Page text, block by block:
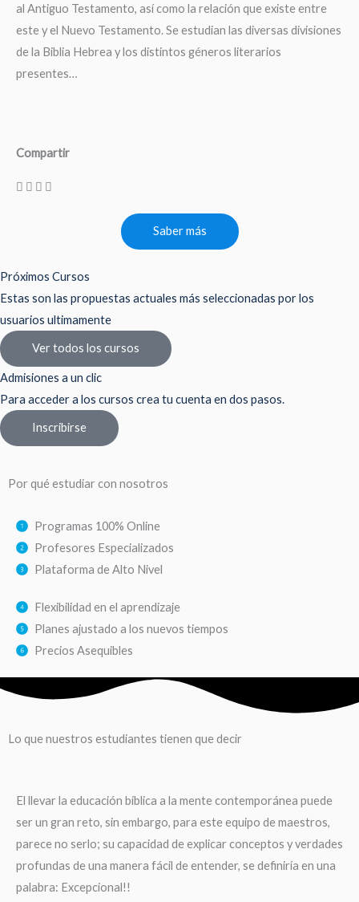
al Antiguo Testamento, así como la relación que existe entre
este y el Nuevo Testamento. Se estudian las diversas divisiones
de la Biblia Hebrea y los distintos géneros literarios
presentes…
Compartir
Saber más
Próximos Cursos
Estas son las propuestas actuales más seleccionadas por los
usuarios ultimamente
Ver todos los cursos
Admisiones a un clic
Para acceder a los cursos crea tu cuenta en dos pasos.
Inscribirse
Por qué estudiar con nosotros
Programas 100% Online
Profesores Especializados
Plataforma de Alto Nivel
Flexibilidad en el aprendizaje
Planes ajustado a los nuevos tiempos
Precios Asequibles
Lo que nuestros estudiantes tienen que decir
El llevar la educación bíblica a la mente contemporánea puede
ser un gran reto, sin embargo, para este equipo de maestros,
parece no serlo; su capacidad de explicar conceptos y verdades
profundas de una manera fácil de entender, se definiría en una
palabra: Excepcional!!